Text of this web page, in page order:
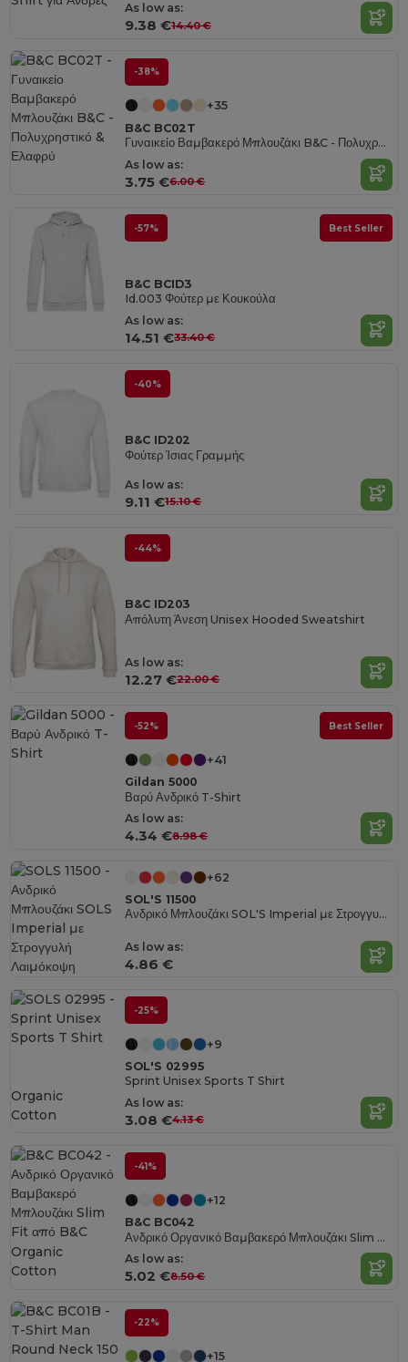
As low as:
9.38 €14.40 €
-38%
+35
B&C BC02T
Γυναικείο Βαμβακερό Μπλουζάκι B&C - Πολυχρηστικό & Ελαφρύ
As low as:
3.75 €6.00 €
-57% Best Seller
B&C BCID3
Id.003 Φούτερ με Κουκούλα
As low as:
14.51 €33.40 €
-40%
B&C ID202
Φούτερ Ίσιας Γραμμής
As low as:
9.11 €15.10 €
-44%
B&C ID203
Απόλυτη Άνεση Unisex Hooded Sweatshirt
As low as:
12.27 €22.00 €
-52% Best Seller
+41
Gildan 5000
Βαρύ Ανδρικό T-Shirt
As low as:
4.34 €8.98 €
+62
SOL'S 11500
Ανδρικό Μπλουζάκι SOL'S Imperial με Στρογγυλή Λαιμόκοψη
As low as:
4.86 €
-25%
+9
SOL'S 02995
Sprint Unisex Sports T Shirt
As low as:
3.08 €4.13 €
Organic
Cotton
-41%
+12
B&C BC042
Ανδρικό Οργανικό Βαμβακερό Μπλουζάκι Slim Fit από B&C
As low as:
5.02 €8.50 €
Organic
Cotton
-22%
+15